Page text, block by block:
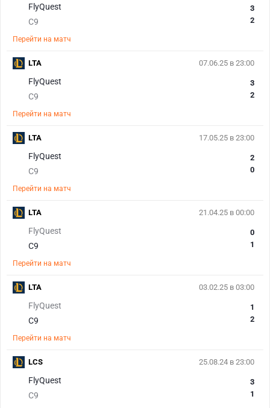
FlyQuest
C9
3
2
Перейти на матч
07.06.25 в 23:00
FlyQuest
C9
3
2
Перейти на матч
LTA
17.05.25 в 23:00
FlyQuest
C9
2
0
Перейти на матч
LTA
21.04.25 в 00:00
FlyQuest
C9
0
1
Перейти на матч
LTA
03.02.25 в 03:00
FlyQuest
C9
1
2
Перейти на матч
LTA
25.08.24 в 23:00
FlyQuest
C9
3
1
LCS